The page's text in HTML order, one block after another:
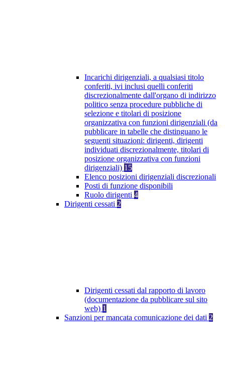
Incarichi dirigenziali, a qualsiasi titolo
conferiti, ivi inclusi quelli conferiti
discrezionalmente dall'organo di indirizzo
politico senza procedure pubbliche di
selezione e titolari di posizione
organizzativa con funzioni dirigenziali (da
pubblicare in tabelle che distinguano le
seguenti situazioni: dirigenti, dirigenti
individuati discrezionalmente, titolari di
posizione organizzativa con funzioni
dirigenziali) 15
Elenco posizioni dirigenziali discrezionali
Posti di funzione disponibili
Ruolo dirigenti 4
Dirigenti cessati 2
Dirigenti cessati dal rapporto di lavoro
(documentazione da pubblicare sul sito
web) 1
Sanzioni per mancata comunicazione dei dati 2